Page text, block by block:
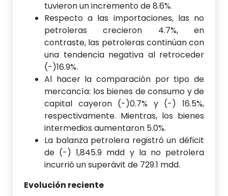
tuvieron un incremento de 8.6%.
Respecto a las importaciones, las no
petroleras crecieron 4.7%, en
contraste, las petroleras continúan con
una tendencia negativa al retroceder
(-)16.9%.
Al hacer la comparación por tipo de
mercancía: los bienes de consumo y de
capital cayeron (-)0.7% y (-) 16.5%,
respectivamente. Mientras, los bienes
intermedios aumentaron 5.0%.
La balanza petrolera registró un déficit
de (-) 1,845.9 mdd y la no petrolera
incurrió un superávit de 729.1 mdd.
Evolución reciente